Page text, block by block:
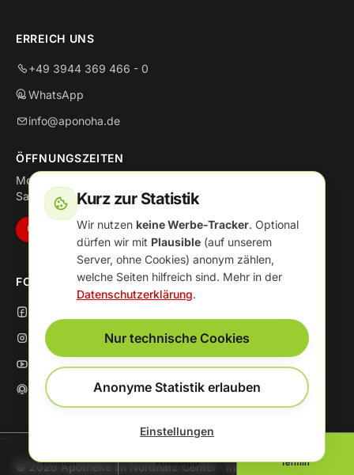
ERREICH UNS
+49 3944 369 466 - 0
WhatsApp
info@aponoha.de
ÖFFNUNGSZEITEN
Mo–Fr: 08:00–19:00
Sa: 08:00–18:00
Notdienst-Apotheke
FOLGE UNS
Instagram
YouTube
Podcast
© 2026 Apotheke im Nordharz Center · Inh. Susanne
Anrufen WhatsApp Termin
Kurz zur Statistik
Wir nutzen keine Werbe-Tracker. Optional
dürfen wir mit Plausible (auf unserem
Server, ohne Cookies) anonym zählen,
welche Seiten hilfreich sind. Mehr in der
Datenschutzerklärung.
Nur technische Cookies
Anonyme Statistik erlauben
Einstellungen